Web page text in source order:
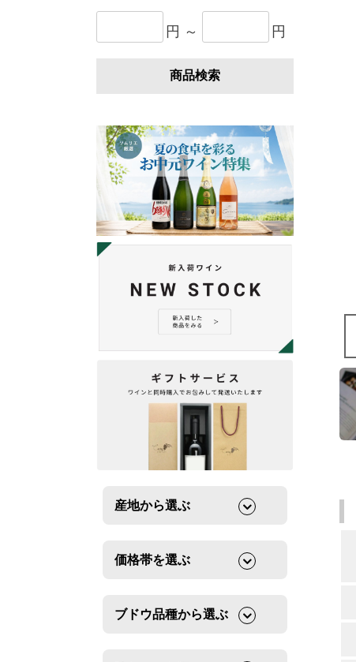
円 ～ 円
商品検索
産地から選ぶ
価格帯を選ぶ
ブドウ品種から選ぶ